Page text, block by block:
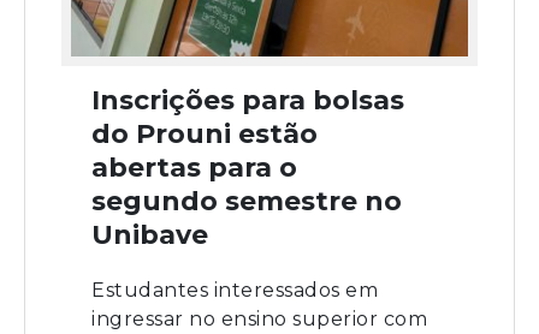
Inscrições para bolsas
do Prouni estão
abertas para o
segundo semestre no
Unibave
Estudantes interessados em
ingressar no ensino superior com